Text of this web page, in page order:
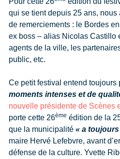
qui se tient depuis 25 ans,
de remerciements : le Bordes
ex boss – alias Nicolas Castillo
agents de la ville, les
public, etc.
Ce petit festival entend toujours
moments intenses et de
nouvelle présidente de Scènes
porte cette 26ème édition de la
que la municipalité « a
maire Hervé Lefebvre, avant
défense de la culture. Yvette